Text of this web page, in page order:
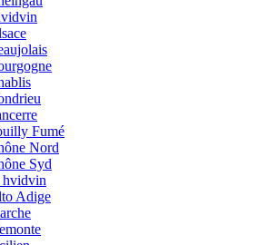
Fumé
Nord
Syd
hvidvin
Adige